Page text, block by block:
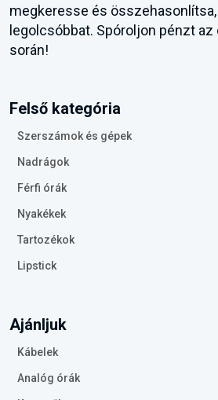
megkeresse és
legolcsóbbat. Spóroljon pénzt az
során!
Felső kategória
Szerszámok és gépek
Nadrágok
Férfi órák
Nyakékek
Tartozékok
Lipstick
Ajánljuk
Kábelek
Analóg órák